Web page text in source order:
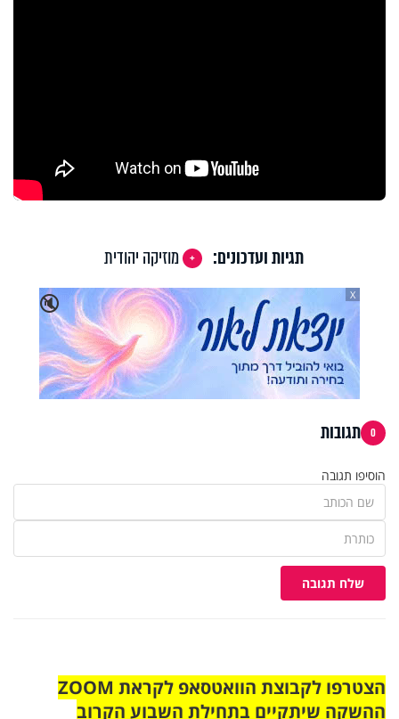
תגיות ועדכונים:
מוזיקה יהודית
🔇
X
0 תגובות
הוסיפו תגובה
שלח תגובה
הצטרפו לקבוצת הוואטסאפ לקראת ZOOM
ההשקה שיתקיים בתחילת השבוע הקרוב